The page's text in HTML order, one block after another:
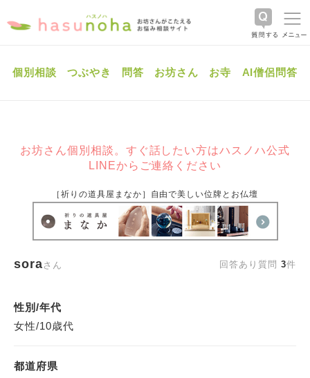
個別相談 つぶやき 問答 お坊さん お寺 AI僧侶問答
お坊さん個別相談。すぐ話したい方はハスノハ公式
LINEからご連絡ください
［祈りの道具屋まなか］自由で美しい位牌とお仏壇
sora さん 回答あり質問3件
性別/年代
女性/10歳代
都道府県